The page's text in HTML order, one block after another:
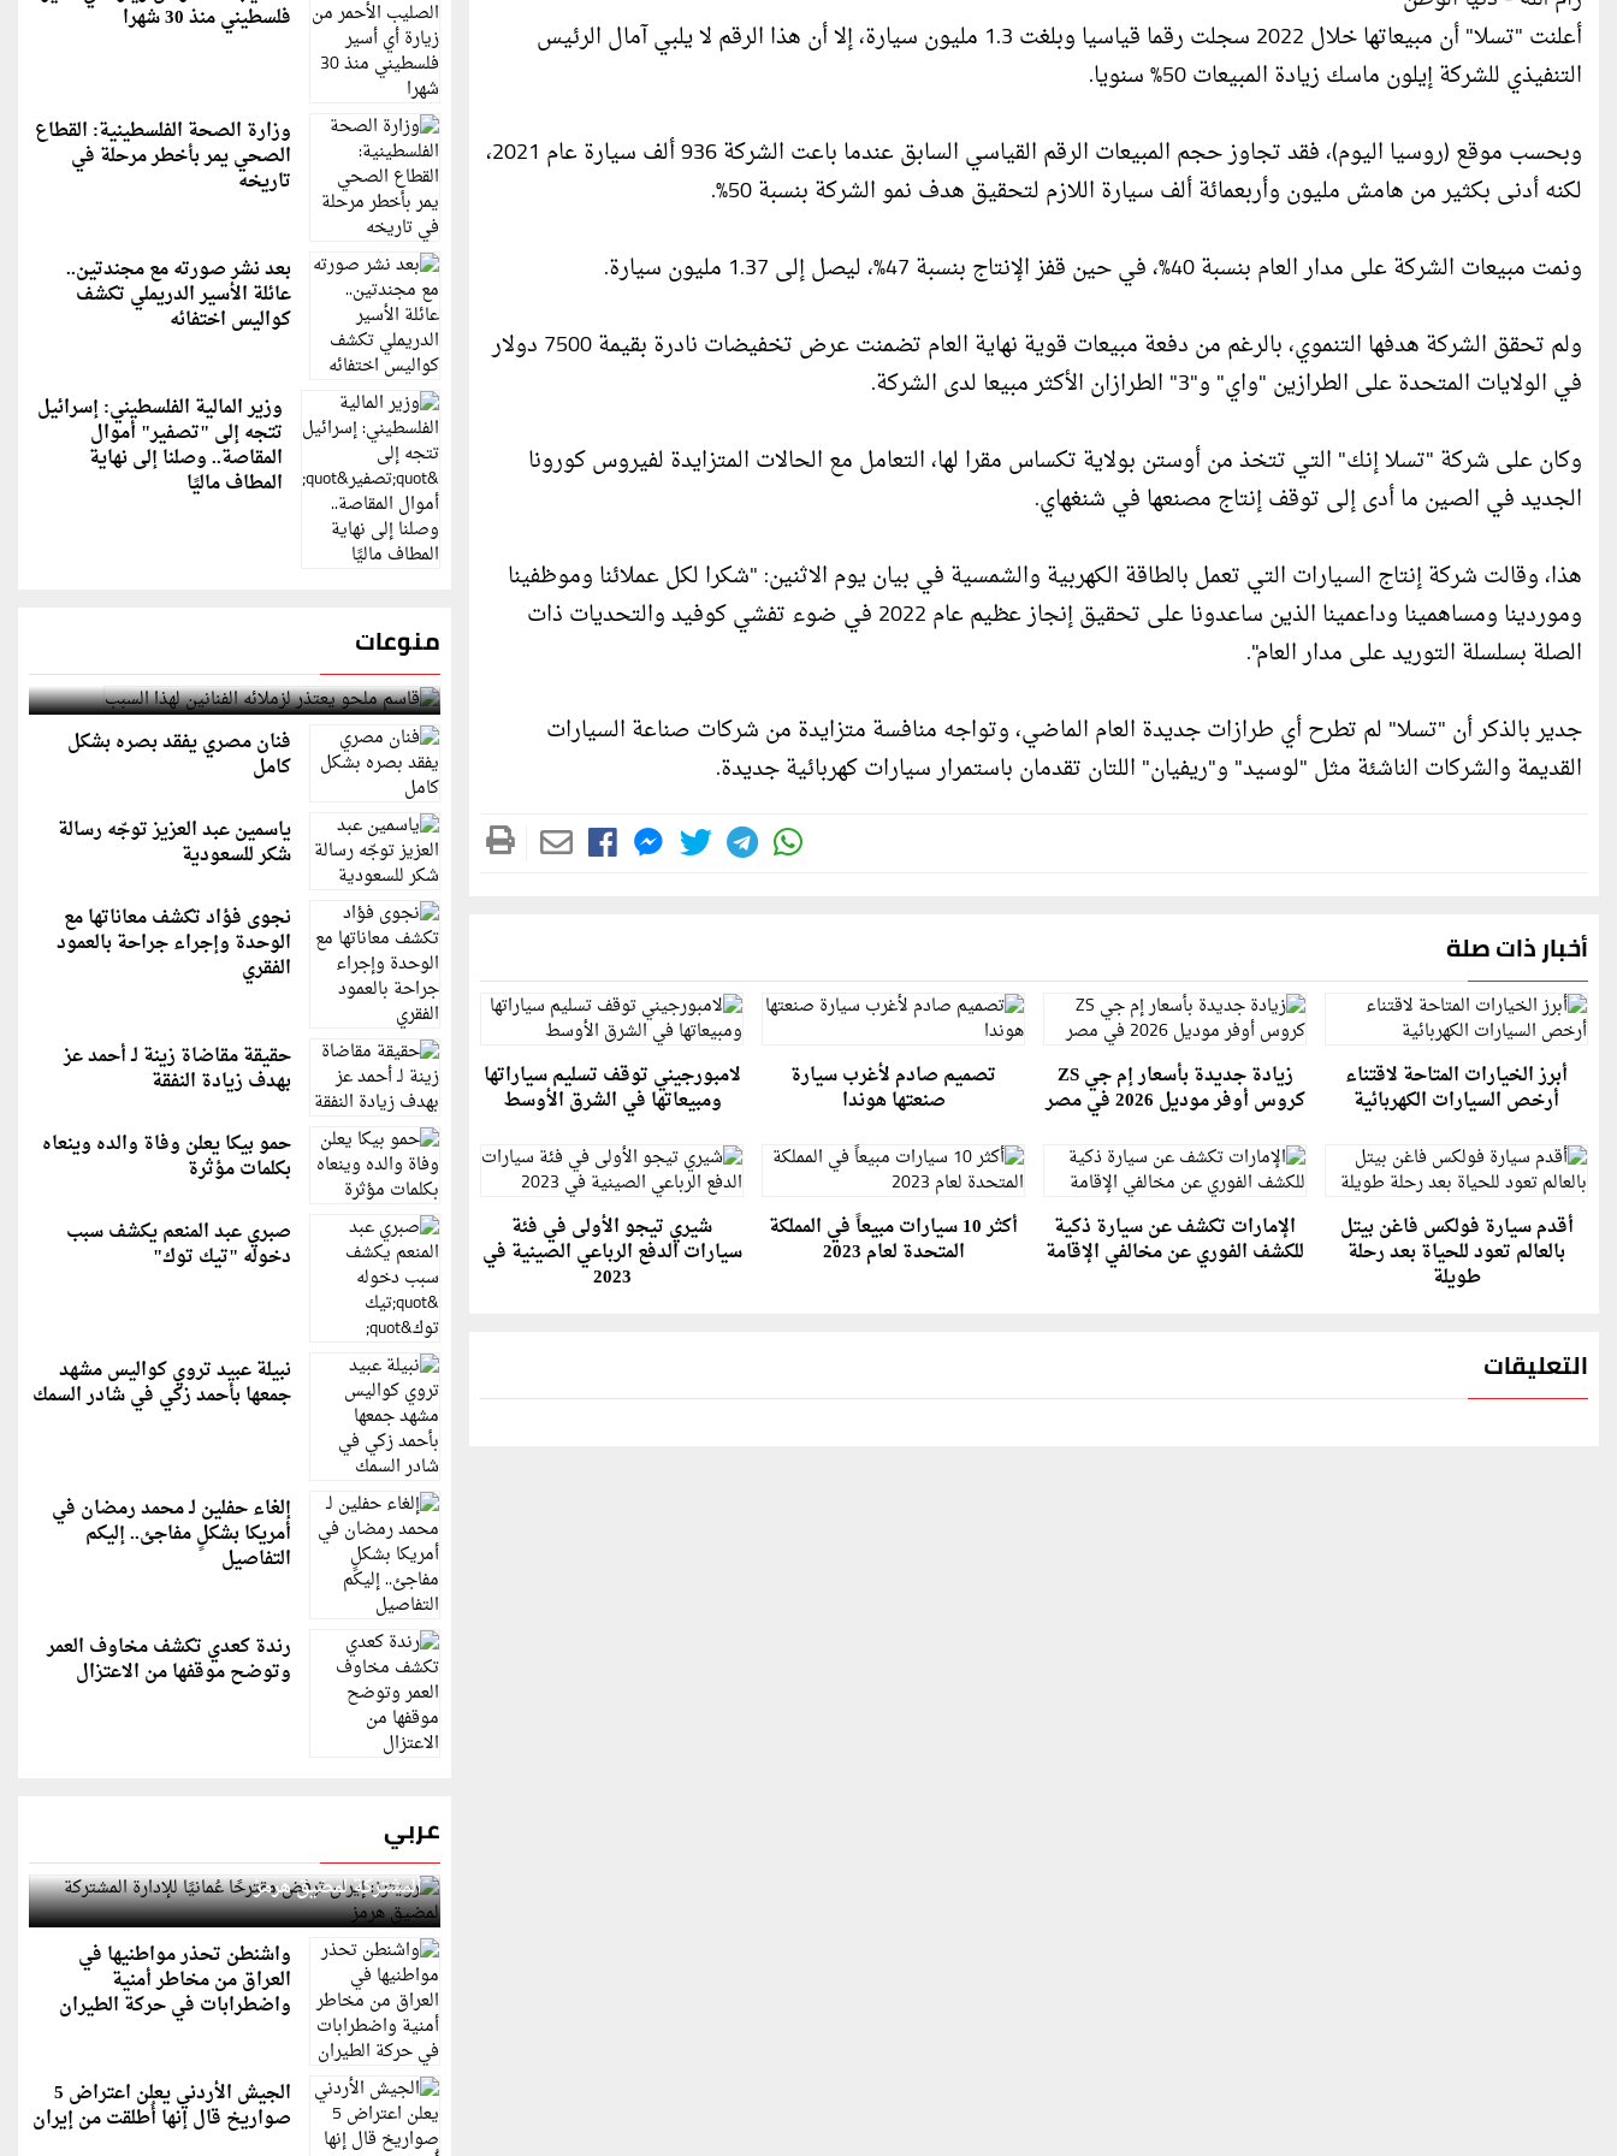
أعلنت "تسلا" أن مبيعاتها خلال 2022 سجلت رقما قياسيا وبلغت 1.3 مليون سيارة، إلا أن هذا الرقم لا يلبي آمال الرئيس
التنفيذي للشركة إيلون ماسك زيادة المبيعات 50% سنويا.
وبحسب موقع (روسيا اليوم)، فقد تجاوز حجم المبيعات الرقم القياسي السابق عندما باعت الشركة 936 ألف سيارة عام 2021،
لكنه أدنى بكثير من هامش مليون وأربعمائة ألف سيارة اللازم لتحقيق هدف نمو الشركة بنسبة 50%.
ونمت مبيعات الشركة على مدار العام بنسبة 40%، في حين قفز الإنتاج بنسبة 47%، ليصل إلى 1.37 مليون سيارة.
ولم تحقق الشركة هدفها التنموي، بالرغم من دفعة مبيعات قوية نهاية العام تضمنت عرض تخفيضات نادرة بقيمة 7500 دولار
في الولايات المتحدة على الطرازين "واي" و"3" الطرازان الأكثر مبيعا لدى الشركة.
وكان على شركة "تسلا إنك" التي تتخذ من أوستن بولاية تكساس مقرا لها، التعامل مع الحالات المتزايدة لفيروس كورونا
الجديد في الصين ما أدى إلى توقف إنتاج مصنعها في شنغهاي.
هذا، وقالت شركة إنتاج السيارات التي تعمل بالطاقة الكهربية والشمسية في بيان يوم الاثنين: "شكرا لكل عملائنا وموظفينا
وموردينا ومساهمينا وداعمينا الذين ساعدونا على تحقيق إنجاز عظيم عام 2022 في ضوء تفشي كوفيد والتحديات ذات
الصلة بسلسلة التوريد على مدار العام".
جدير بالذكر أن "تسلا" لم تطرح أي طرازات جديدة العام الماضي، وتواجه منافسة متزايدة من شركات صناعة السيارات
القديمة والشركات الناشئة مثل "لوسيد" و"ريفيان" اللتان تقدمان باستمرار سيارات كهربائية جديدة.
أخبار ذات صلة
أبرز الخيارات المتاحة لاقتناء
أرخص السيارات الكهربائية
زيادة جديدة بأسعار إم جي ZS
كروس أوفر موديل 2026 في مصر
تصميم صادم لأغرب سيارة
صنعتها هوندا
لامبورجيني توقف تسليم سياراتها
ومبيعاتها في الشرق الأوسط
أقدم سيارة فولكس فاغن بيتل
بالعالم تعود للحياة بعد رحلة
طويلة
الإمارات تكشف عن سيارة ذكية
للكشف الفوري عن مخالفي الإقامة
أكثر 10 سيارات مبيعاً في المملكة
المتحدة لعام 2023
شيري تيجو الأولى في فئة
سيارات الدفع الرباعي الصينية في
2023
التعليقات
فلسطيني منذ 30 شهرا
وزارة الصحة الفلسطينية: القطاع
الصحي يمر بأخطر مرحلة في
تاريخه
بعد نشر صورته مع مجندتين..
عائلة الأسير الدريملي تكشف
كواليس اختفائه
وزير المالية الفلسطيني: إسرائيل
تتجه إلى "تصفير" أموال
المقاصة.. وصلنا إلى نهاية
المطاف ماليًا
منوعات
قاسم ملحو يعتذر لزملائه الفنانين لهذا السبب
فنان مصري يفقد بصره بشكل
كامل
ياسمين عبد العزيز توجّه رسالة
شكر للسعودية
نجوى فؤاد تكشف معاناتها مع
الوحدة وإجراء جراحة بالعمود
الفقري
حقيقة مقاضاة زينة لـ أحمد عز
بهدف زيادة النفقة
حمو بيكا يعلن وفاة والده وينعاه
بكلمات مؤثرة
صبري عبد المنعم يكشف سبب
دخوله "تيك توك"
نبيلة عبيد تروي كواليس مشهد
جمعها بأحمد زكي في شادر السمك
إلغاء حفلين لـ محمد رمضان في
أمريكا بشكلٍ مفاجئ.. إليكم
التفاصيل
رندة كعدي تكشف مخاوف العمر
وتوضح موقفها من الاعتزال
عربي
رويترز: إيران ترفض مقترحًا عُمانيًا للإدارة
المشتركة لمضيق هرمز
واشنطن تحذر مواطنيها في
العراق من مخاطر أمنية
واضطرابات في حركة الطيران
الجيش الأردني يعلن اعتراض 5
صواريخ قال إنها أُطلقت من إيران